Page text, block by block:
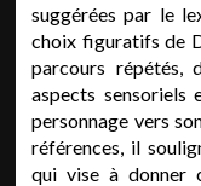
suggérées par le
choix figuratifs de
parcours répétés,
aspects sensoriels
personnage vers
références, il
qui vise à donner